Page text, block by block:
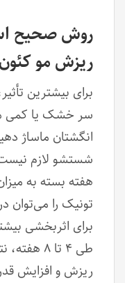
روش صحیح
ریزش مو کئون
برای بیشترین
سر خشک یا کمی
انگشتان ماساژ
هفته بسته به
تونیک را می‌توان
برای اثربخشی
طی ۴ تا
ریزش و افزایش